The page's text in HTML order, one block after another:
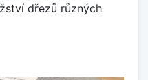
dřezů různých